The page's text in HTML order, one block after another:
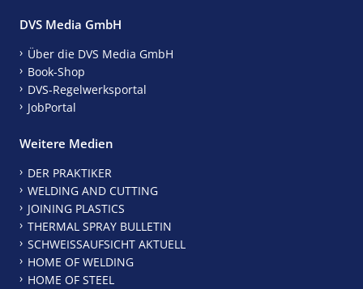
DVS Media GmbH
Über die DVS Media GmbH
Book-Shop
DVS-Regelwerksportal
JobPortal
Weitere Medien
DER PRAKTIKER
WELDING AND CUTTING
JOINING PLASTICS
THERMAL SPRAY BULLETIN
SCHWEISSAUFSICHT AKTUELL
HOME OF WELDING
HOME OF STEEL